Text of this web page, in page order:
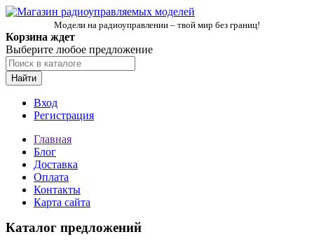
Модели на радиоуправлении – твой мир без границ!
Корзина ждет
Выберите любое предложение
Найти
Вход
Регистрация
Главная
Блог
Доставка
Оплата
Контакты
Карта сайта
Каталог предложений